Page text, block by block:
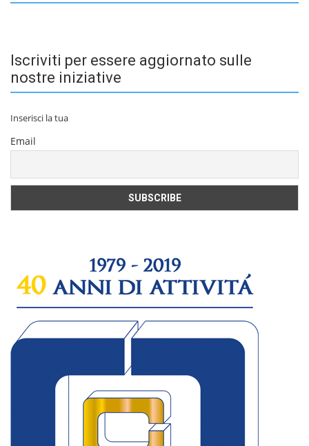
Iscriviti per essere aggiornato sulle
nostre iniziative
Inserisci la tua
Email